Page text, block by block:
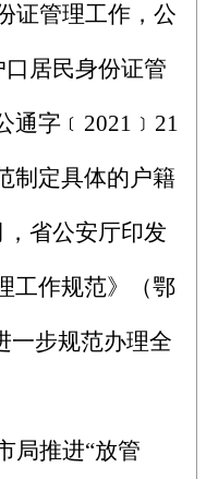
证管理工作，公
居民身份证管
通字﹝2021﹞21
制定具体的户籍
省公安厅印发
工作规范》（鄂
一步规范办理全
局推进“放管